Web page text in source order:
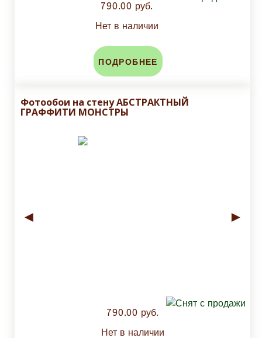
790.00 руб.
Нет в наличии
ПОДРОБНЕЕ
Фотообои на стену АБСТРАКТНЫЙ
ГРАФФИТИ МОНСТРЫ
◄ ►
790.00 руб.
Нет в наличии